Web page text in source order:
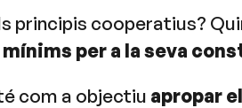
principis cooperatius?
mínims per a la seva
com a objectiu apropar